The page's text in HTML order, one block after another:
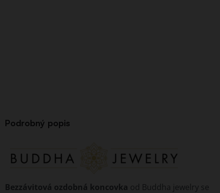
Podrobný popis
Bezzávitová ozdobná koncovka od Buddha jewelry se